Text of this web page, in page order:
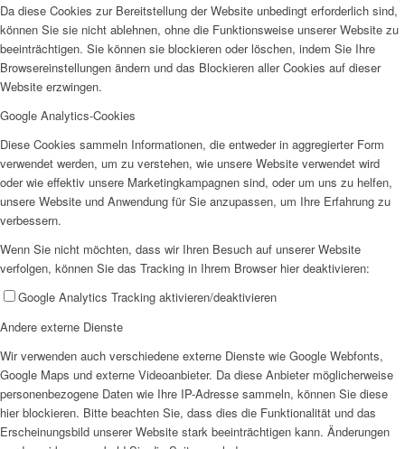
SPFH
Erziehungsbeistand
AHOI
Da diese Cookies zur Bereitstellung der Website unbedingt erforderlich sind,
können Sie sie nicht ablehnen, ohne die Funktionsweise unserer Website zu
beeinträchtigen. Sie können sie blockieren oder löschen, indem Sie Ihre
Browsereinstellungen ändern und das Blockieren aller Cookies auf dieser
Website erzwingen.
Google Analytics-Cookies
Diese Cookies sammeln Informationen, die entweder in aggregierter Form
verwendet werden, um zu verstehen, wie unsere Website verwendet wird
oder wie effektiv unsere Marketingkampagnen sind, oder um uns zu helfen,
unsere Website und Anwendung für Sie anzupassen, um Ihre Erfahrung zu
verbessern.
Wenn Sie nicht möchten, dass wir Ihren Besuch auf unserer Website
verfolgen, können Sie das Tracking in Ihrem Browser hier deaktivieren:
Google Analytics Tracking aktivieren/deaktivieren
Andere externe Dienste
Wir verwenden auch verschiedene externe Dienste wie Google Webfonts,
Google Maps und externe Videoanbieter. Da diese Anbieter möglicherweise
personenbezogene Daten wie Ihre IP-Adresse sammeln, können Sie diese
hier blockieren. Bitte beachten Sie, dass dies die Funktionalität und das
Erscheinungsbild unserer Website stark beeinträchtigen kann. Änderungen